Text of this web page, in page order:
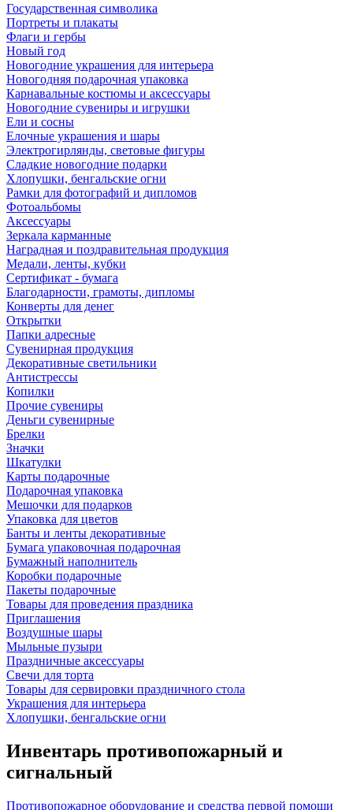
Государственная символика
Портреты и плакаты
Флаги и гербы
Новый год
Новогодние украшения для интерьера
Новогодняя подарочная упаковка
Карнавальные костюмы и аксессуары
Новогодние сувениры и игрушки
Ели и сосны
Елочные украшения и шары
Электрогирлянды, световые фигуры
Сладкие новогодние подарки
Хлопушки, бенгальские огни
Рамки для фотографий и дипломов
Фотоальбомы
Аксессуары
Зеркала карманные
Наградная и поздравительная продукция
Медали, ленты, кубки
Сертификат - бумага
Благодарности, грамоты, дипломы
Конверты для денег
Открытки
Папки адресные
Сувенирная продукция
Декоративные светильники
Антистрессы
Копилки
Прочие сувениры
Деньги сувенирные
Брелки
Значки
Шкатулки
Карты подарочные
Подарочная упаковка
Мешочки для подарков
Упаковка для цветов
Банты и ленты декоративные
Бумага упаковочная подарочная
Бумажный наполнитель
Коробки подарочные
Пакеты подарочные
Товары для проведения праздника
Приглашения
Воздушные шары
Мыльные пузыри
Праздничные аксессуары
Свечи для торта
Товары для сервировки праздничного стола
Украшения для интерьера
Хлопушки, бенгальские огни
Инвентарь противопожарный и
сигнальный
Противопожарное оборудование и средства первой помощи